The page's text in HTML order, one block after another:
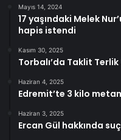
Mayıs 14, 2024
17 yaşındaki Melek
hapis istendi
Kasım 30, 2025
Torbalı’da Taklit
Haziran 4, 2025
Edremit’te 3 kilo
Haziran 3, 2025
Ercan Gül hakkında